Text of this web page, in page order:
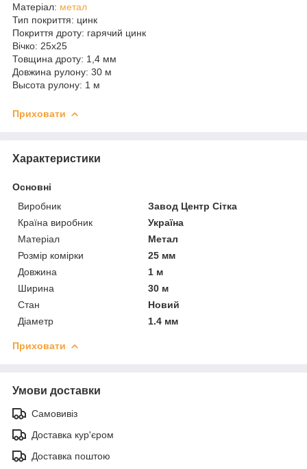
Матеріал: метал
Тип покриття: цинк
Покриття дроту: гарячий цинк
Вічко: 25х25
Товщина дроту: 1,4 мм
Довжина рулону: 30 м
Высота рулону: 1 м
Приховати
Характеристики
Основні
Виробник
Завод Центр Сітка
Країна виробник
Україна
Матеріал
Метал
Розмір комірки
25 мм
Довжина
1 м
Ширина
30 м
Стан
Новий
Діаметр
1.4 мм
Приховати
Умови доставки
Самовивіз
Доставка кур'єром
Доставка поштою